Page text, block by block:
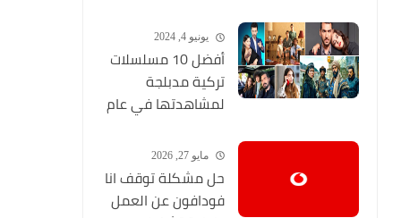
يونيو 4, 2024
أفضل 10 مسلسلات
تركية مدبلجة
لمشاهدتها في عام
المسلسلات التركية
HD)
مايو 27, 2026
حل مشكلة توقف انا
فودافون عن العمل